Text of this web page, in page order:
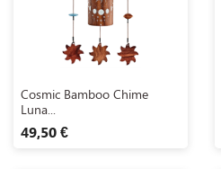
Aperçu rapide
Cosmic Bamboo Chime
Luna...
49,50 €